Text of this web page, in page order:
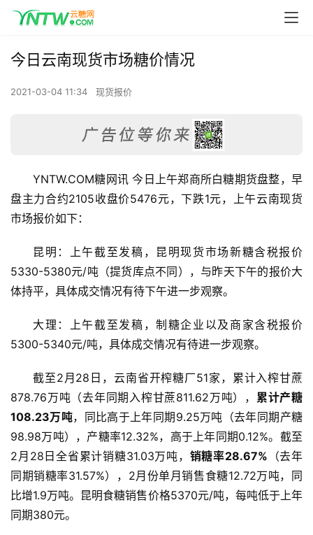
首
页
今日云南现货市场糖价情况
2021-03-04 11:34 现货报价
YNTW.COM糖网讯 今日上午郑商所白糖期货盘整，早
盘主力合约2105收盘价5476元，下跌1元，上午云南现货
市场报价如下：
昆明：上午截至发稿，昆明现货市场新糖含税报价
5330-5380元/吨（提货库点不同），与昨天下午的报价大
体持平，具体成交情况有待下午进一步观察。
大理：上午截至发稿，制糖企业以及商家含税报价
5300-5340元/吨，具体成交情况有待进一步观察。
截至2月28日，云南省开榨糖厂51家，累计入榨甘蔗
878.76万吨（去年同期入榨甘蔗811.62万吨）， 累计产糖
108.23万吨，同比高于上年同期9.25万吨（去年同期产糖
98.98万吨），产糖率12.32%，高于上年同期0.12%。截至
2月28日全省累计销糖31.03万吨， 销糖率28.67% （去年
同期销糖率31.57%），2月份单月销售食糖12.72万吨，同
比增1.9万吨。昆明食糖销售价格5370元/吨，每吨低于上年
同期380元。